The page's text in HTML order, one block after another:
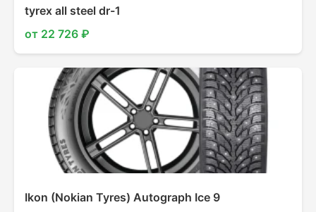
tyrex all steel dr-1
от 22 726 ₽
Ikon (Nokian Tyres) Autograph Ice 9